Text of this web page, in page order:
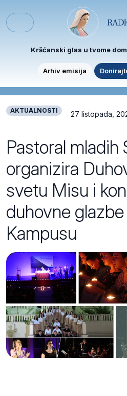
Menu
Kršćanski glas u tvome
Arhiv emisija
AKTUALNOSTI 27 listopada,
Pastoral mladih
organizira
svetu Misu i
duhovne
Kampusu